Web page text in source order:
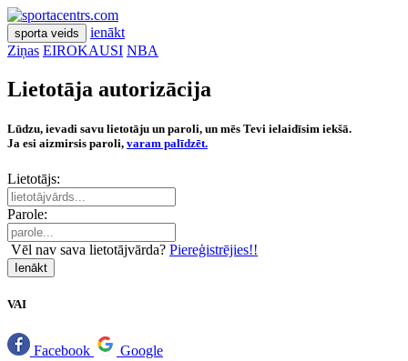
sporta veids
ienākt
Ziņas EIROKAUSI NBA
Lietotāja autorizācija
Lūdzu, ievadi savu lietotāju un paroli, un mēs Tevi ielaidīsim iekšā.
Ja esi aizmirsis paroli, varam palīdzēt.
Lietotājs:
Parole:
Vēl nav sava lietotājvārda? Piereģistrējies!!
Ienākt
VAI
Facebook
Google